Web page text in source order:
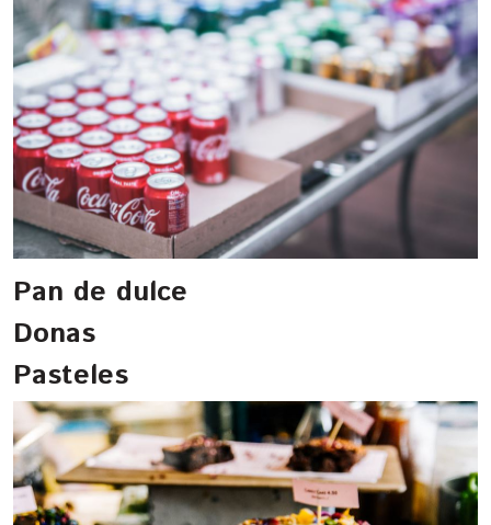
Pan de dulce
Donas
Pasteles